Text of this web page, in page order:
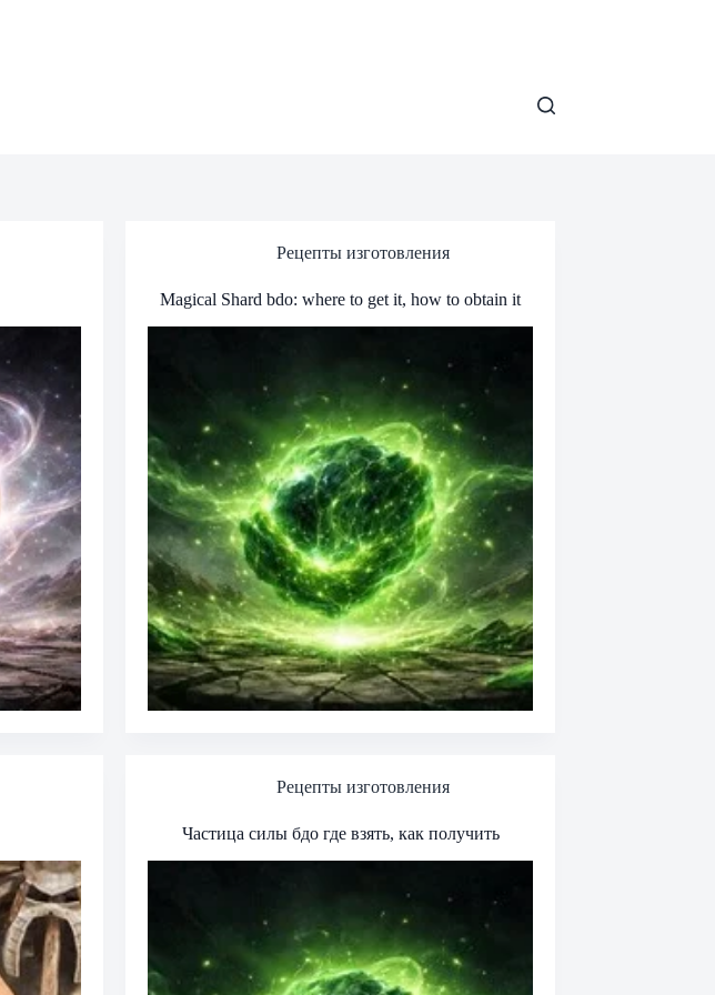
Рецепты изготовления
Magical Shard bdo: where to get it, how to obtain it
Рецепты изготовления
Частица силы бдо где взять, как получить